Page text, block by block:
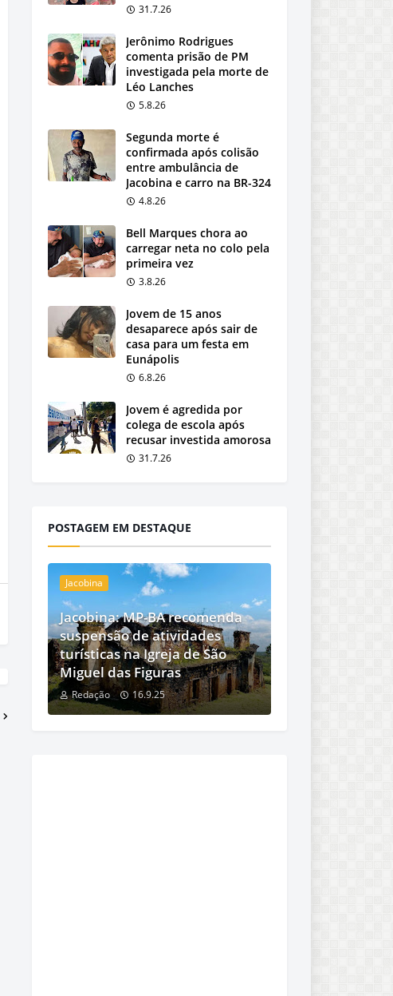
31.7.26
Jerônimo Rodrigues
comenta prisão de PM
investigada pela morte de
Léo Lanches
5.8.26
Segunda morte é
confirmada após colisão
entre ambulância de
Jacobina e carro na BR-324
4.8.26
Bell Marques chora ao
carregar neta no colo pela
primeira vez
3.8.26
Jovem de 15 anos
desaparece após sair de
casa para um festa em
Eunápolis
6.8.26
Jovem é agredida por
colega de escola após
recusar investida amorosa
31.7.26
POSTAGEM EM DESTAQUE
Jacobina
Jacobina: MP-BA recomenda
suspensão de atividades
turísticas na Igreja de São
Miguel das Figuras
Redação 16.9.25